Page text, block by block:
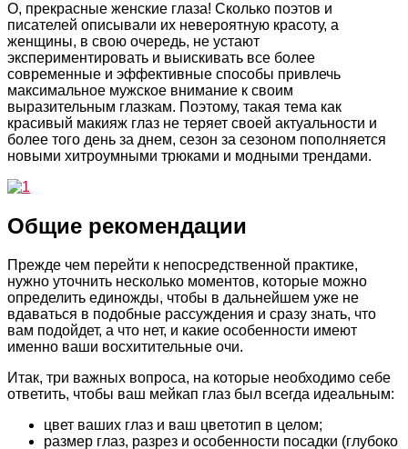
О, прекрасные женские глаза! Сколько поэтов и
писателей описывали их невероятную красоту, а
женщины, в свою очередь, не устают
экспериментировать и выискивать все более
современные и эффективные способы привлечь
максимальное мужское внимание к своим
выразительным глазкам. Поэтому, такая тема как
красивый макияж глаз не теряет своей актуальности и
более того день за днем, сезон за сезоном пополняется
новыми хитроумными трюками и модными трендами.
Общие рекомендации
Прежде чем перейти к непосредственной практике,
нужно уточнить несколько моментов, которые можно
определить единожды, чтобы в дальнейшем уже не
вдаваться в подобные рассуждения и сразу знать, что
вам подойдет, а что нет, и какие особенности имеют
именно ваши восхитительные очи.
Итак, три важных вопроса, на которые необходимо себе
ответить, чтобы ваш мейкап глаз был всегда идеальным:
цвет ваших глаз и ваш цветотип в целом;
размер глаз, разрез и особенности посадки (глубоко